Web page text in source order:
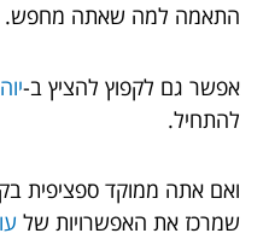
התאמה למה שאתה מחפש.
אפשר גם לקפוץ להציץ ב-
להתחיל.
ואם אתה ממוקד ספציפית
שמרכז את האפשרויות של